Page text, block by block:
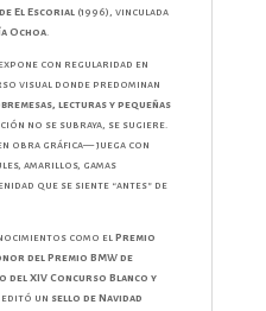
El Escorial(1996), vinculada
Ochoa.
con regularidad en
visual donde predominan
lecturas y pequeñas
no se subraya, se sugiere.
obra gráfica— juega con
amarillos, gamas
que se siente “antes” de
como el Premio
del Premio BMW de
del XIV Concurso Blanco y
un sello de Navidad